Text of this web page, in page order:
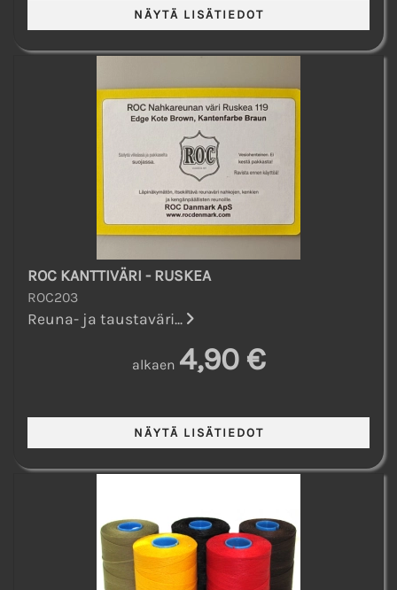
ROC KANTTIVÄRI - RUSKEA
ROC203
Reuna- ja taustaväri...
alkaen 4,90 €